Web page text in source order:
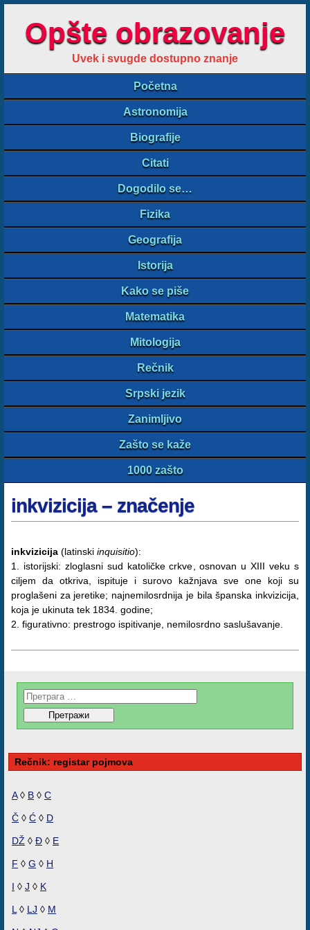
Opšte obrazovanje
Uvek i svugde dostupno znanje
Početna
Astronomija
Biografije
Citati
Dogodilo se…
Fizika
Geografija
Istorija
Kako se piše
Matematika
Mitologija
Rečnik
Srpski jezik
Zanimljivo
Zašto se kaže
1000 zašto
inkvizicija – značenje
inkvizicija (latinski inquisitio):
1. istorijski: zloglasni sud katoličke crkve, osnovan u XIII veku s
ciljem da otkriva, ispituje i surovo kažnjava sve one koji su
proglašeni za jeretike; najnemilosrdnija je bila španska inkvizicija,
koja je ukinuta tek 1834. godine;
2. figurativno: prestrogo ispitivanje, nemilosrdno saslušavanje.
Rečnik: registar pojmova
A◊ B ◊ C
Č ◊ Ć ◊ D
DŽ ◊ Đ ◊ E
F ◊ G ◊ H
I ◊ J ◊ K
L ◊ LJ ◊ M